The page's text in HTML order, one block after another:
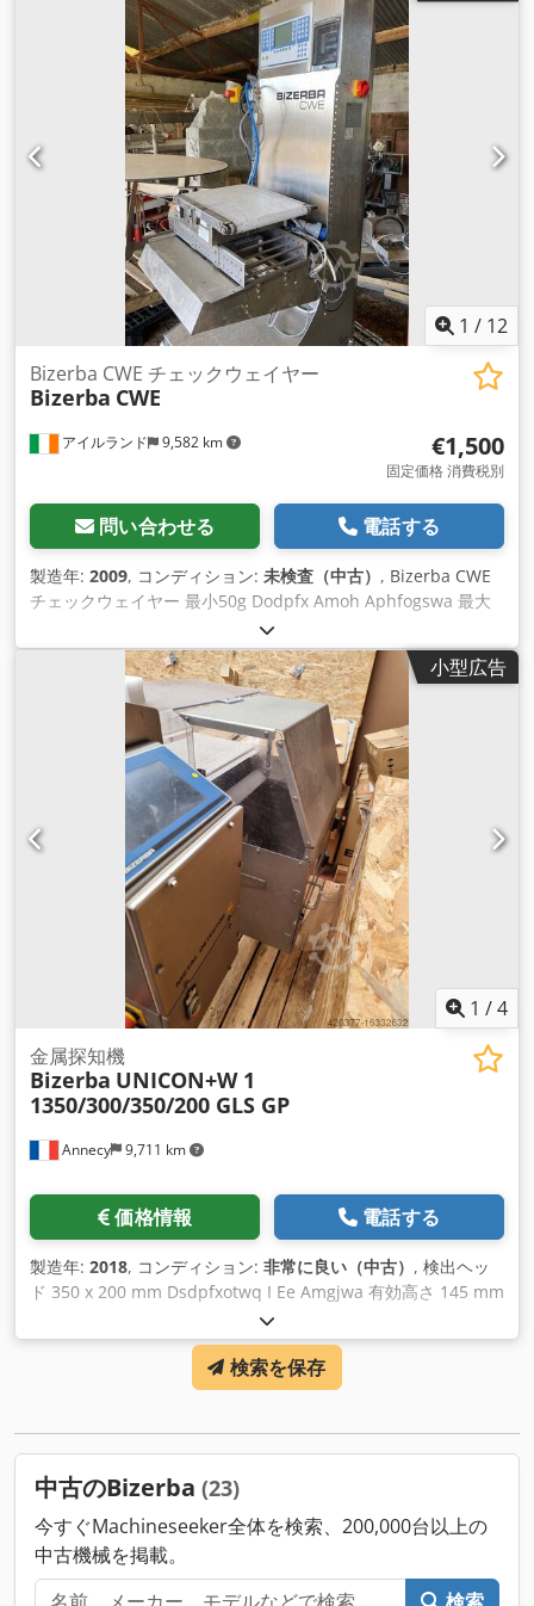
1 / 12
アイルランド 9,582 km
Bizerba CWE チェックウェイヤー
Bizerba CWE
€1,500
固定価格 消費税別
問い合わせる 電話する
製造年: 2009, コンディション: 未検査（中古） , Bizerba CWE
チェックウェイヤー 最小50g Dodpfx Amoh Aphfogswa 最大
小型広告
1 /4
Annecy 9,711 km
金属探知機
Bizerba UNICON+W 1
1350/300/350/200 GLS GP
価格情報 電話する
製造年: 2018, コンディション: 非常に良い（中古） , 検出ヘッ
ド 350 x 200 mm Dsdpfxotwq I Ee Amgjwa 有効高さ 145 mm
イントラロックスベルト 1350 x 300 mm 密閉コンテナ内不良
品排出機能付き 製造年 2018
検索を保存
中古のBizerba (23)
今すぐMachineseeker全体を検索、200,000台以上の
中古機械を掲載。
検索